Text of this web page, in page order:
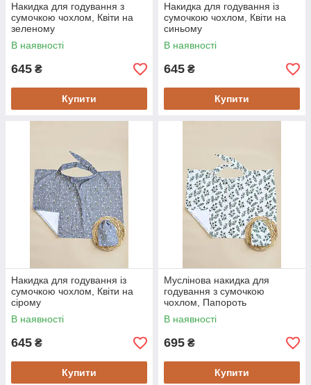
Накидка для годування з
сумочкою чохлом, Квіти на
зеленому
В наявності
645 ₴
Купити
Накидка для годування із
сумочкою чохлом, Квіти на
синьому
В наявності
645 ₴
Купити
Накидка для годування із
сумочкою чохлом, Квіти на
сірому
В наявності
645 ₴
Купити
Муслінова накидка для
годування з сумочкою
чохлом, Папороть
В наявності
695 ₴
Купити